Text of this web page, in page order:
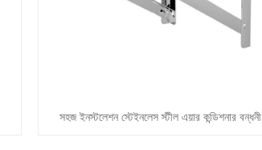
সহজ ইনস্টলেশন স্টেইনলেস স্টীল এয়ার কন্ডিশনার বন্ধনী